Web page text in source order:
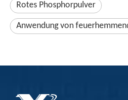
Rotes Phosphorpulver
Anwendung von